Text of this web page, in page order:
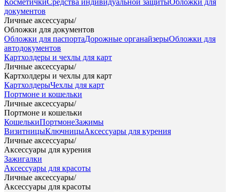
КосметичкиСредства индивидуальной защитыОбложки для
документов
Личные аксессуары/
Обложки для документов
Обложки для паспортаДорожные органайзерыОбложки для
автодокументов
Картхолдеры и чехлы для карт
Личные аксессуары/
Картхолдеры и чехлы для карт
КартхолдерыЧехлы для карт
Портмоне и кошельки
Личные аксессуары/
Портмоне и кошельки
КошелькиПортмонеЗажимы
ВизитницыКлючницыАксессуары для курения
Личные аксессуары/
Аксессуары для курения
Зажигалки
Аксессуары для красоты
Личные аксессуары/
Аксессуары для красоты